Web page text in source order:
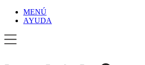
MENÚ
AYUDA